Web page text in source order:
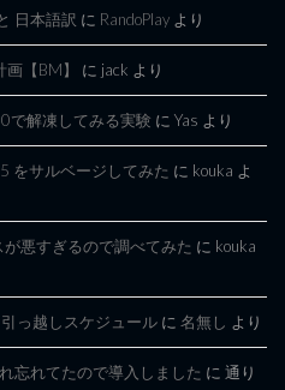
日本語訳 に RandoPlay より
【BM】 に jack より
で解凍してみる実験 に Yas より
をサルベージしてみた に kouka よ
悪すぎるので調べてみた に kouka
っ越しスケジュール に 名無し より
忘れてたので導入しました に 通り